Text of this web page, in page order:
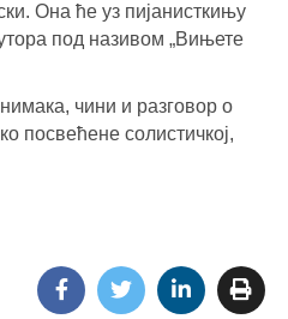
Она ће уз пијанисткињу
под називом „Вињете
чини и разговор о
посвећене солистичкој,